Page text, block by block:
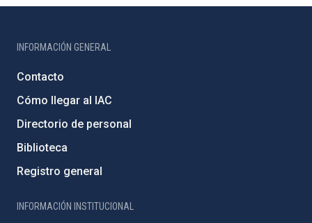
INFORMACIÓN GENERAL
Contacto
Cómo llegar al IAC
Directorio de personal
Biblioteca
Registro general
INFORMACIÓN INSTITUCIONAL